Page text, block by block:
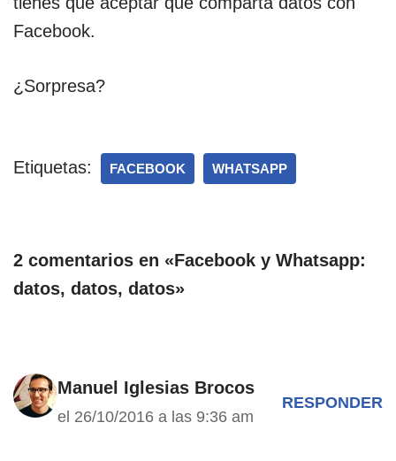
Facebook.
¿Sorpresa?
Etiquetas: FACEBOOK WHATSAPP
2 comentarios en «Facebook y Whatsapp:
datos, datos, datos»
Manuel Iglesias Brocos
el 26/10/2016 a las 9:36 am
RESPONDER